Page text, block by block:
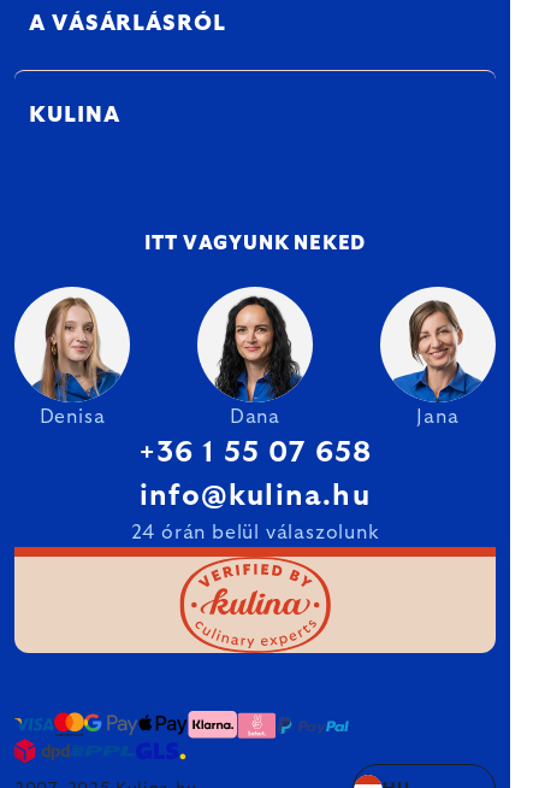
A VÁSÁRLÁSRÓL
KULINA
ITT VAGYUNK NEKED
Denisa Dana Jana
+36 1 55 07 658
info@kulina.hu
24 órán belül válaszolunk